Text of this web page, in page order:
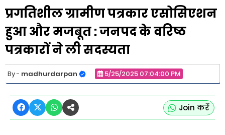
प्रगतिशील ग्रामीण पत्रकार एसोसिएशन
हुआ और मजबूत : जनपद के वरिष्ठ
पत्रकारों ने ली सदस्यता
madhurdarpan 5/25/2025 07:04:00 PM
Join करें